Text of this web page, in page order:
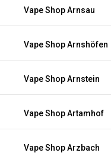
Vape Shop Arnsau
Vape Shop Arnshöfen
Vape Shop Arnstein
Vape Shop Artamhof
Vape Shop Arzbach